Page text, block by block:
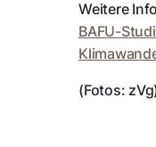
Weitere
BAFU-
(Fotos: